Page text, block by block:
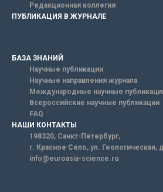
Редакционная коллегия
ПУБЛИКАЦИЯ В ЖУРНАЛЕ
БАЗА ЗНАНИЙ
Научные публикации
Научные направления журнала
Международные научные
Всероссийские научные публикации
FAQ
НАШИ КОНТАКТЫ
198320, Санкт-Петербург,
г. Красное Село, ул. Геологическая,
info@euroasia-science.ru